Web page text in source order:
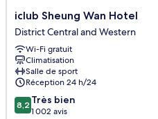
iclub
Sheung
Wan
Hotel
District
Central
and
Western
iclub Sheung Wan Hotel
District Central and Western
Wi-Fi gratuit
Climatisation
Salle de sport
Réception 24 h/24
8.2
sur
8,2 Très bien
1 002 avis